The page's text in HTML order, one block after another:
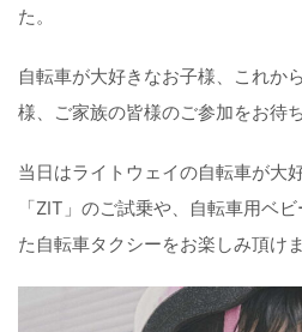
た。
自転車が大好きなお子様、これか
様、ご家族の皆様のご参加をお待
当日はライトウェイの自転車が大
「ZIT」のご試乗や、自転車用ベ
た自転車タクシーをお楽しみ頂けま